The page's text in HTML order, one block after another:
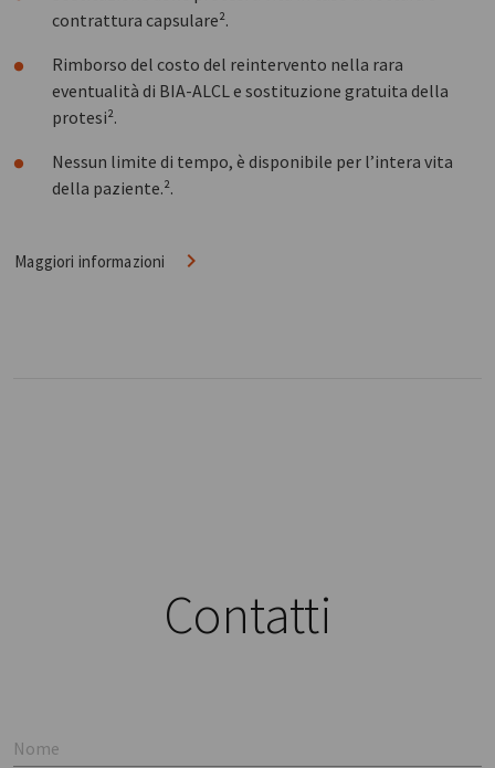
contrattura capsulare².
Rimborso del costo del reintervento nella rara
eventualità di BIA-ALCL e sostituzione gratuita della
protesi².
Nessun limite di tempo, è disponibile per l’intera vita
della paziente.².
Maggiori informazioni
Contatti
Nome